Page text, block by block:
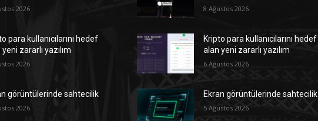
2026
para kullanıcılarını hedef
zararlı yazılım
2026
görüntülerinde sahtecilik
2026
8 Ağustos 2026
Kripto para kullanıcılarını hedef
alan yeni zararlı yazılım
6 Ağustos 2026
Ekran görüntülerinde sahtecilik
5 Ağustos 2026